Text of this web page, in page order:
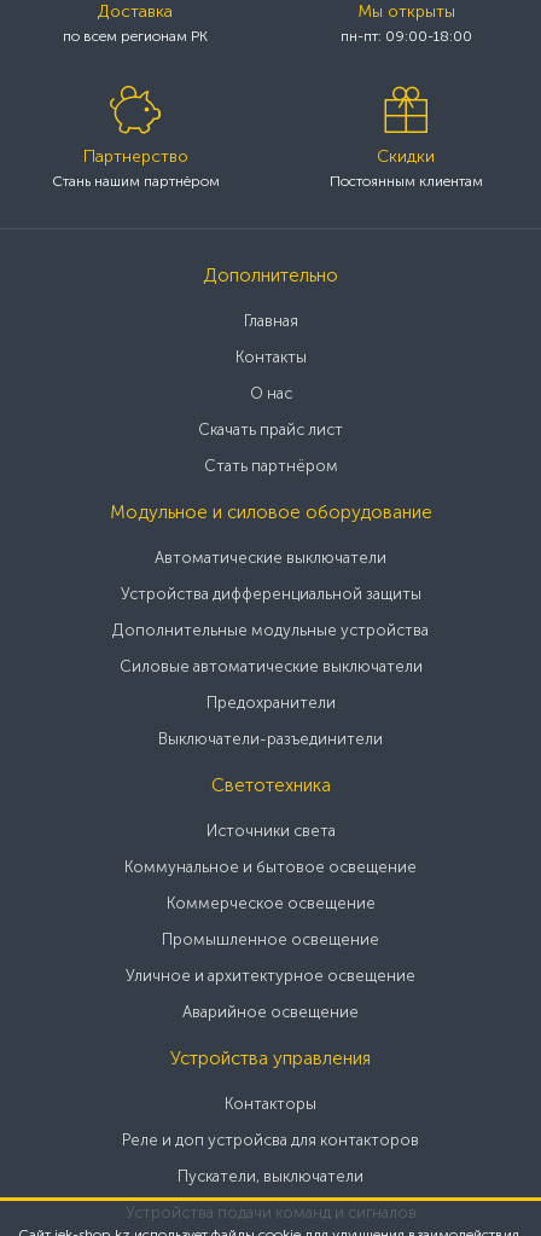
Доставка
по всем регионам РК
Мы открыты
пн-пт: 09:00-18:00
Партнерство
Стань нашим партнёром
Скидки
Постоянным клиентам
Дополнительно
Главная
Контакты
О нас
Скачать прайс лист
Стать партнёром
Модульное и силовое оборудование
Автоматические выключатели
Устройства дифференциальной защиты
Дополнительные модульные устройства
Силовые автоматические выключатели
Предохранители
Выключатели-разъединители
Светотехника
Источники света
Коммунальное и бытовое освещение
Коммерческое освещение
Промышленное освещение
Уличное и архитектурное освещение
Аварийное освещение
Устройства управления
Контакторы
Реле и доп устройсва для контакторов
Пускатели, выключатели
Устройства подачи команд и сигналов